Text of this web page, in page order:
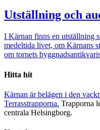
Utställning och
I Kärnan finns en utställning
medeltida livet, om Kärnans
om tornets
Hitta hit
Kärnan är belägen i den
Terrasstrapporna. Trapporna
centrala Helsingborg.